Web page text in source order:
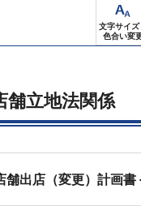
文字サイズ
色合い変
舗立地法関係
舗出店（変更）計画書